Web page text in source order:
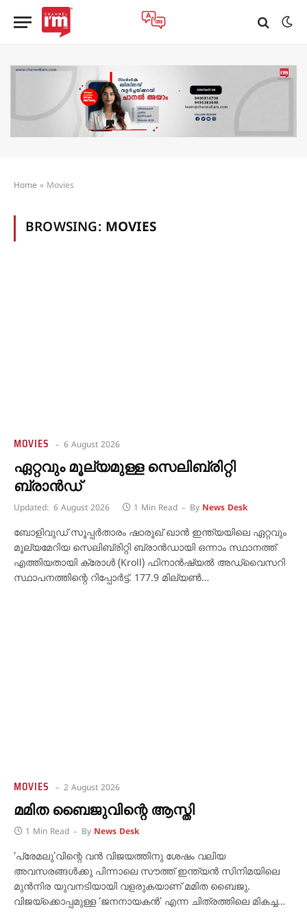
Home » Movies
BROWSING: MOVIES
MOVIES 6 August 2026
ഏറ്റവും മൂല്യമുള്ള സെലിബ്രിറ്റി
ബ്രാൻഡ്
Updated: 6 August 2026 1 Min Read By News Desk
ബോളിവുഡ് സൂപ്പർതാരം ഷാരൂഖ് ഖാൻ ഇന്ത്യയിലെ ഏറ്റവും
മൂല്യമേറിയ സെലിബ്രിറ്റി ബ്രാൻഡായി ഒന്നാം സ്ഥാനത്ത്
എത്തിയതായി ക്രോൾ (Kroll) ഫിനാൻഷ്യൽ അഡ്വൈസറി
സ്ഥാപനത്തിന്റെ റിപ്പോർട്ട്. 177.9 മില്യൺ…
MOVIES 2 August 2026
മമിത ബൈജുവിന്റെ ആസ്തി
1 Min Read By News Desk
‘പ്രേമലു’വിന്റെ വൻ വിജയത്തിനു ശേഷം വലിയ
അവസരങ്ങൾക്കു പിന്നാലെ സൗത്ത് ഇന്ത്യൻ സിനിമയിലെ
മുൻനിര യുവനടിയായി വളരുകയാണ് മമിത ബൈജു.
വിജയ്‌ക്കൊപ്പമുള്ള ‘ജനനായകൻ’ എന്ന ചിത്രത്തിലെ മികച്ച…